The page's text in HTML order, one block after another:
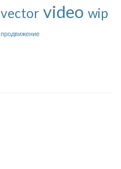
vector video wip
продвижение